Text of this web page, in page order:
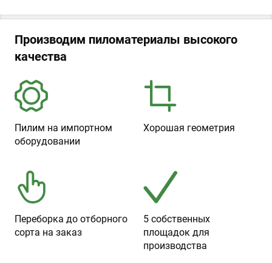
Производим пиломатериалы высокого
качества
Пилим на импортном
оборудовании
Хорошая геометрия
Переборка до отборного
сорта на заказ
5 собственных
площадок для
производства